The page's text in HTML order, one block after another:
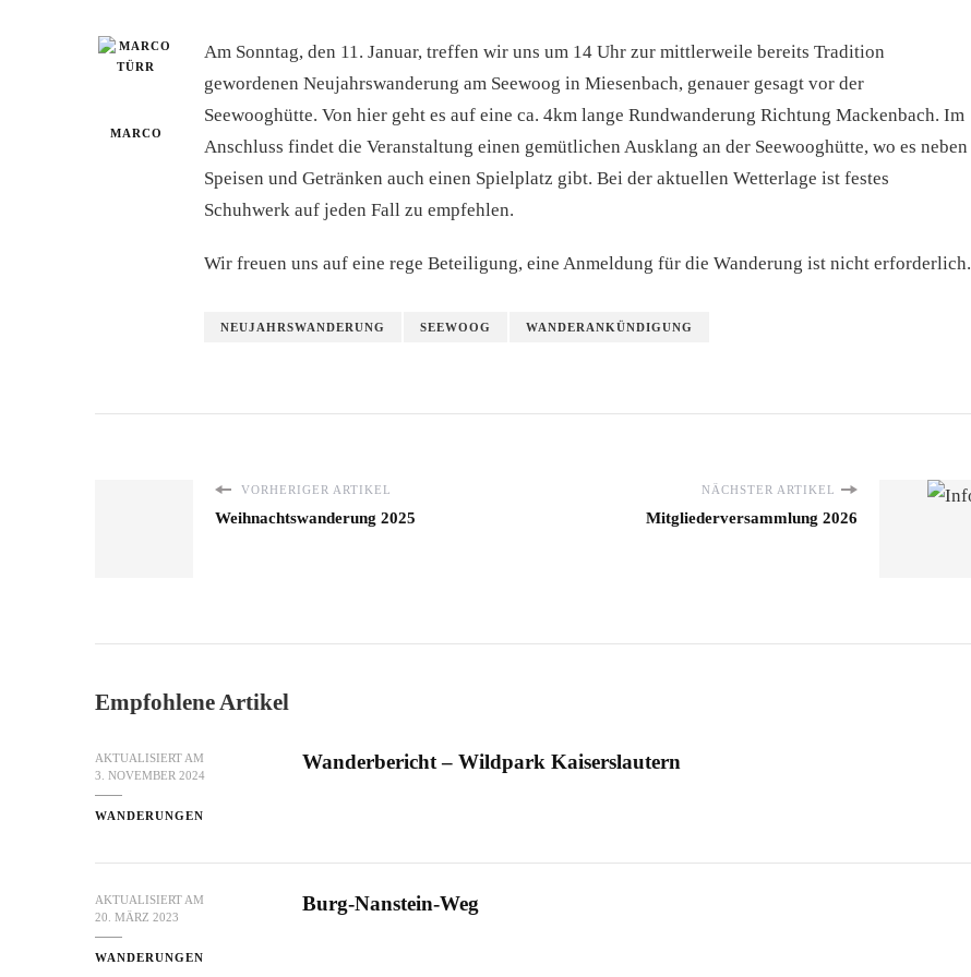
MARCO
Am Sonntag, den 11. Januar, treffen wir uns um 14 Uhr zur mittlerweile bereits Tradition
gewordenen Neujahrswanderung am Seewoog in Miesenbach, genauer gesagt vor der
Seewooghütte. Von hier geht es auf eine ca. 4km lange Rundwanderung Richtung Mackenbach. Im
Anschluss findet die Veranstaltung einen gemütlichen Ausklang an der Seewooghütte, wo es neben
Speisen und Getränken auch einen Spielplatz gibt. Bei der aktuellen Wetterlage ist festes
Schuhwerk auf jeden Fall zu empfehlen.
Wir freuen uns auf eine rege Beteiligung, eine Anmeldung für die Wanderung ist nicht erforderlich.
NEUJAHRSWANDERUNG SEEWOOG WANDERANKÜNDIGUNG
VORHERIGER ARTIKEL
Weihnachtswanderung 2025
NÄCHSTER ARTIKEL
Mitgliederversammlung 2026
Empfohlene Artikel
AKTUALISIERT AM
3. NOVEMBER 2024
WANDERUNGEN
Wanderbericht – Wildpark Kaiserslautern
AKTUALISIERT AM
20. MÄRZ 2023
WANDERUNGEN
Burg-Nanstein-Weg